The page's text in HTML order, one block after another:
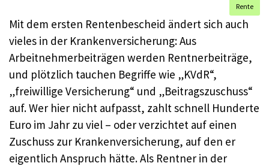
Rente
Mit dem ersten Rentenbescheid ändert sich auch
vieles in der Krankenversicherung: Aus
Arbeitnehmerbeiträgen werden Rentnerbeiträge,
und plötzlich tauchen Begriffe wie „KVdR“,
„freiwillige Versicherung“ und „Beitragszuschuss“
auf. Wer hier nicht aufpasst, zahlt schnell Hunderte
Euro im Jahr zu viel – oder verzichtet auf einen
Zuschuss zur Krankenversicherung, auf den er
eigentlich Anspruch hätte. Als Rentner in der